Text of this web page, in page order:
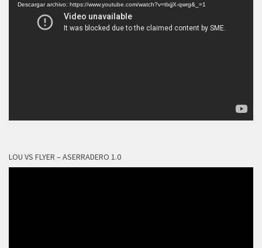
Descargar archivo: https://www.youtube.com/watch?v=tlxjjX-qwrg&_=1
LOU VS FLYER – ASERRADERO 1.0